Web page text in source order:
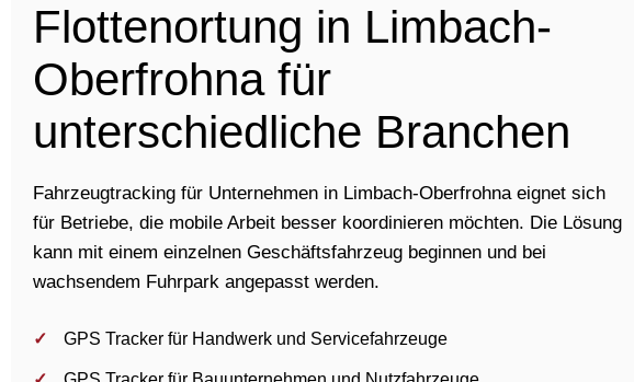
Flottenortung in Limbach-
Oberfrohna für
unterschiedliche Branchen
Fahrzeugtracking für Unternehmen in Limbach-Oberfrohna eignet sich
für Betriebe, die mobile Arbeit besser koordinieren möchten. Die Lösung
kann mit einem einzelnen Geschäftsfahrzeug beginnen und bei
wachsendem Fuhrpark angepasst werden.
GPS Tracker für Handwerk und Servicefahrzeuge